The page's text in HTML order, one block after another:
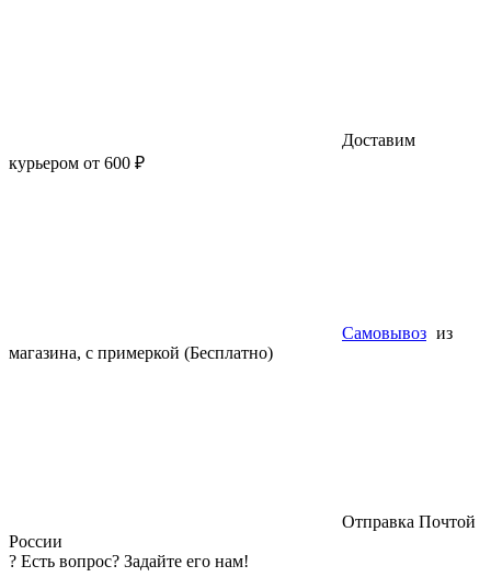
Доставим
курьером от 600 ₽
Самовывоз из
магазина, с примеркой (Бесплатно)
Отправка Почтой
России
? Есть вопрос? Задайте его нам!